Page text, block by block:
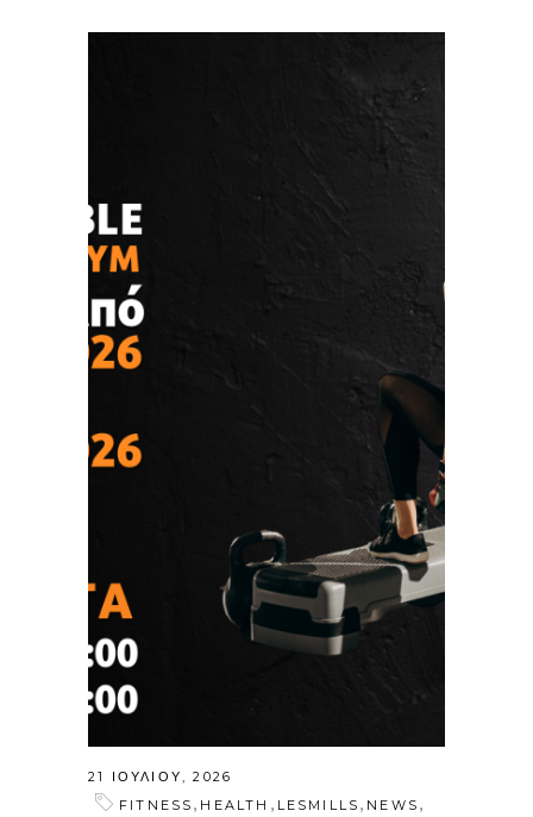
21 ΙΟΥΛΊΟΥ, 2026
FITNESS , HEALTH , LESMILLS , NEWS ,